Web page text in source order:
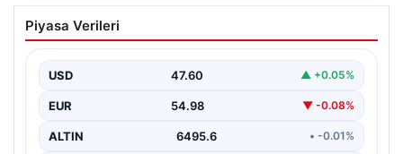
Türk sinemasında farklı bir imza: Ceylan
Özgün Özçelik’in en iyi filmleri
Piyasa Verileri
USD 47.60 ▲ +0.05%
EUR 54.98 ▼ -0.08%
ALTIN 6495.6 • -0.01%